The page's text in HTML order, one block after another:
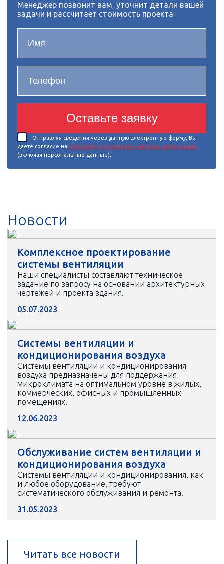
Менеджер позвонит вам, уточнит детали вашей
задачи и рассчитает стоимость проекта
Оставьте заявку
Отправляя сведения через данную электронную форму, Вы
даете согласие на обработку представленной Вами информации
(включая персональные данные).
Новости
Комплексное проектирование
системы вентиляции
Наши специалисты составляют техническое
задание по запросу на основании архитектурных
чертежей и проекта здания.
05.07.2023
Системы вентиляции и
кондиционирования воздуха
Системы вентиляции и кондиционирования
воздуха предназначены для поддержания
микроклимата на оптимальном уровне в жилых,
коммерческих, офисных и промышленных
помещениях.
12.06.2023
Обслуживание систем вентиляции и
кондиционирования воздуха
Системы вентиляции и кондиционирования, как
и любое оборудование, требуют
систематического обслуживания и ремонта.
31.05.2023
Читать все новости